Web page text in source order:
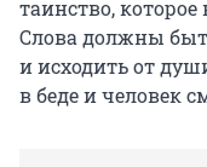
таинство,
Слова должны
и исходить от
в беде и человек